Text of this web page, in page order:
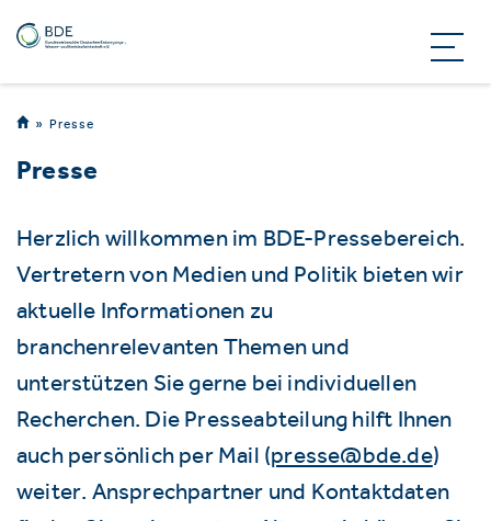
Presse
Presse
Herzlich willkommen im BDE-Pressebereich.
Vertretern von Medien und Politik bieten wir
aktuelle Informationen zu
branchenrelevanten Themen und
unterstützen Sie gerne bei individuellen
Recherchen. Die Presseabteilung hilft Ihnen
auch persönlich per Mail (presse@bde.de)
weiter. Ansprechpartner und Kontaktdaten